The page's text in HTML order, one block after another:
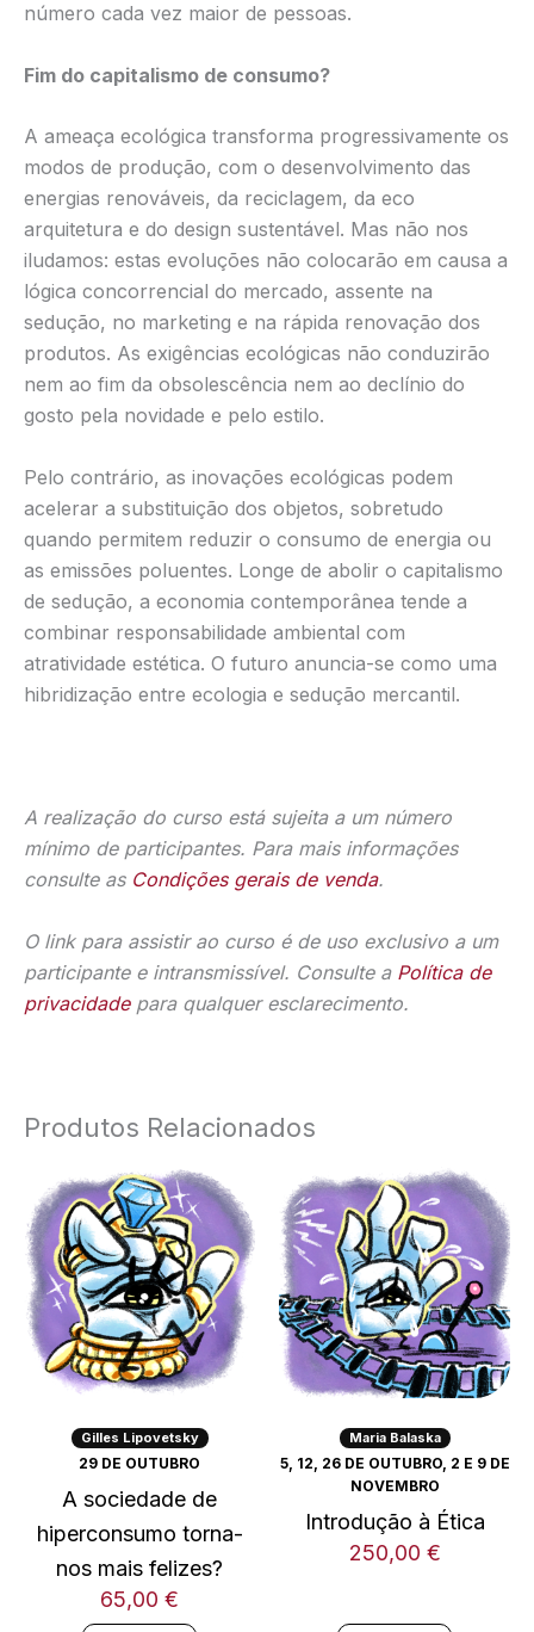
número cada vez maior de pessoas.
Fim do capitalismo de consumo?
A ameaça ecológica transforma progressivamente os
modos de produção, com o desenvolvimento das
energias renováveis, da reciclagem, da eco
arquitetura e do design sustentável. Mas não nos
iludamos: estas evoluções não colocarão em causa a
lógica concorrencial do mercado, assente na
sedução, no marketing e na rápida renovação dos
produtos. As exigências ecológicas não conduzirão
nem ao fim da obsolescência nem ao declínio do
gosto pela novidade e pelo estilo.
Pelo contrário, as inovações ecológicas podem
acelerar a substituição dos objetos, sobretudo
quando permitem reduzir o consumo de energia ou
as emissões poluentes. Longe de abolir o capitalismo
de sedução, a economia contemporânea tende a
combinar responsabilidade ambiental com
atratividade estética. O futuro anuncia-se como uma
hibridização entre ecologia e sedução mercantil.
A realização do curso está sujeita a um número
mínimo de participantes. Para mais informações
consulte as Condições gerais de venda.
O link para assistir ao curso é de uso exclusivo a um
participante e intransmissível. Consulte a Política de
privacidadepara qualquer esclarecimento.
Produtos Relacionados
Gilles Lipovetsky
29 DE OUTUBRO
A sociedade de
hiperconsumo torna-
nos mais felizes?
65,00 €
Maria Balaska
5, 12, 26 DE OUTUBRO, 2 E 9 DE
NOVEMBRO
Introdução à Ética
250,00 €